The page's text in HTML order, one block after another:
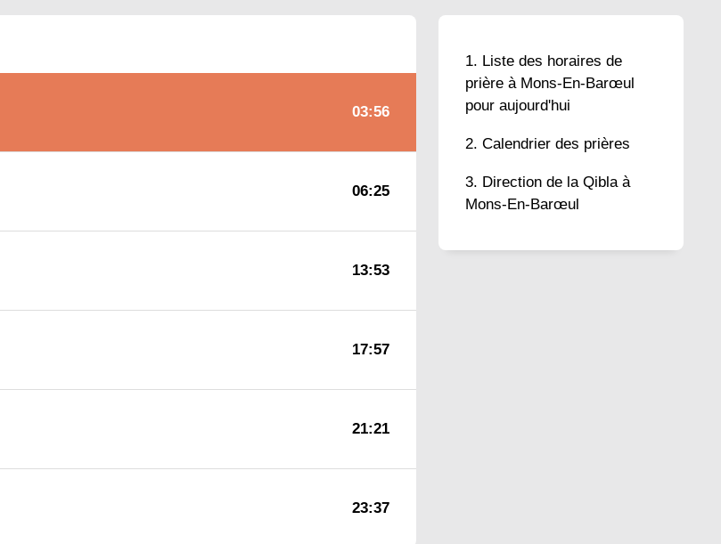
Liste des horaires de
prière à Mons-En-Barœul
pour aujourd'hui
Calendrier des prières
Direction de la Qibla à
Mons-En-Barœul
03:56
06:25
13:53
17:57
21:21
23:37